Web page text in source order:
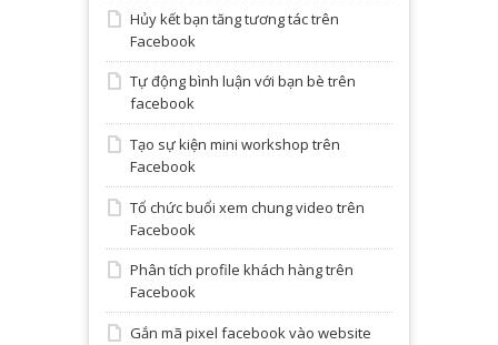
Hủy kết bạn tăng tương tác trên
Facebook
Tự động bình luận với bạn bè trên
facebook
Tạo sự kiện mini workshop trên
Facebook
Tổ chức buổi xem chung video trên
Facebook
Phân tích profile khách hàng trên
Facebook
Gắn mã pixel facebook vào website